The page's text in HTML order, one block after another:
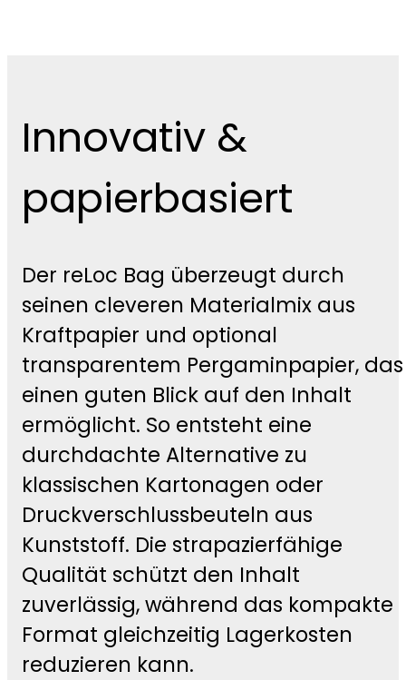
Innovativ &
papierbasiert
Der reLoc Bag überzeugt durch
seinen cleveren Materialmix aus
Kraftpapier und optional
transparentem Pergaminpapier, das
einen guten Blick auf den Inhalt
ermöglicht. So entsteht eine
durchdachte Alternative zu
klassischen Kartonagen oder
Druckverschlussbeuteln aus
Kunststoff. Die strapazierfähige
Qualität schützt den Inhalt
zuverlässig, während das kompakte
Format gleichzeitig Lagerkosten
reduzieren kann.